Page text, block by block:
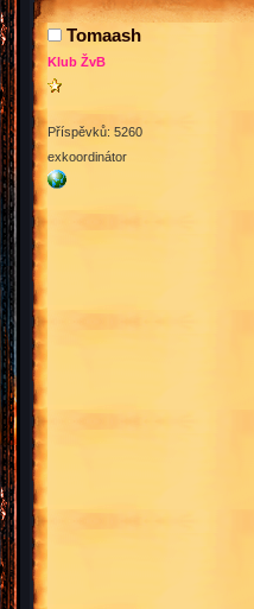
Tomaash
Klub ŽvB
Příspěvků: 5260
exkoordinátor